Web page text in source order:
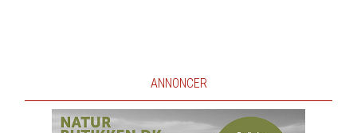
ANNONCER